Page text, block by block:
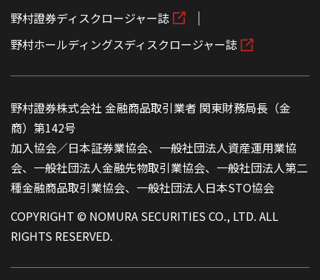
野村證券ディスクロージャー誌
野村ホールディングスディスクロージャー誌
野村證券株式会社 金融商品取引業者 関東財務局長（金
商）第142号
加入協会／日本証券業協会、一般社団法人資産運用業協
会、一般社団法人金融先物取引業協会、一般社団法人第二
種金融商品取引業協会、一般社団法人日本STO協会
COPYRIGHT © NOMURA SECURITIES CO., LTD. ALL
RIGHTS RESERVED.